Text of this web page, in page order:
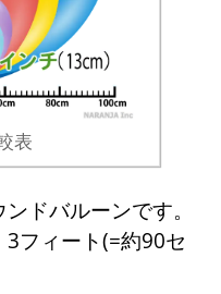
表
ドバルーンです。
フィート(=約90セ